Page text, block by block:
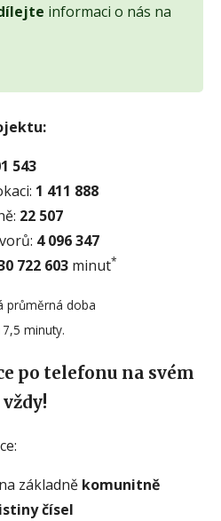
informaci o nás na
543
1 411 888
22 507
4 096 347
722 603 minut*
průměrná doba
minuty.
po telefonu na svém
základně komunitně
čísel